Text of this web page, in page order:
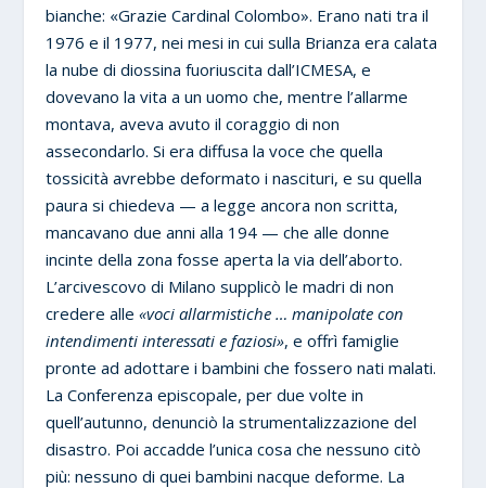
bianche: «Grazie Cardinal Colombo». Erano nati tra il
1976 e il 1977, nei mesi in cui sulla Brianza era calata
la nube di diossina fuoriuscita dall’ICMESA, e
dovevano la vita a un uomo che, mentre l’allarme
montava, aveva avuto il coraggio di non
assecondarlo. Si era diffusa la voce che quella
tossicità avrebbe deformato i nascituri, e su quella
paura si chiedeva — a legge ancora non scritta,
mancavano due anni alla 194 — che alle donne
incinte della zona fosse aperta la via dell’aborto.
L’arcivescovo di Milano supplicò le madri di non
credere alle«voci allarmistiche … manipolate con
intendimenti interessati e faziosi», e offrì famiglie
pronte ad adottare i bambini che fossero nati malati.
La Conferenza episcopale, per due volte in
quell’autunno, denunciò la strumentalizzazione del
disastro. Poi accadde l’unica cosa che nessuno citò
più: nessuno di quei bambini nacque deforme. La